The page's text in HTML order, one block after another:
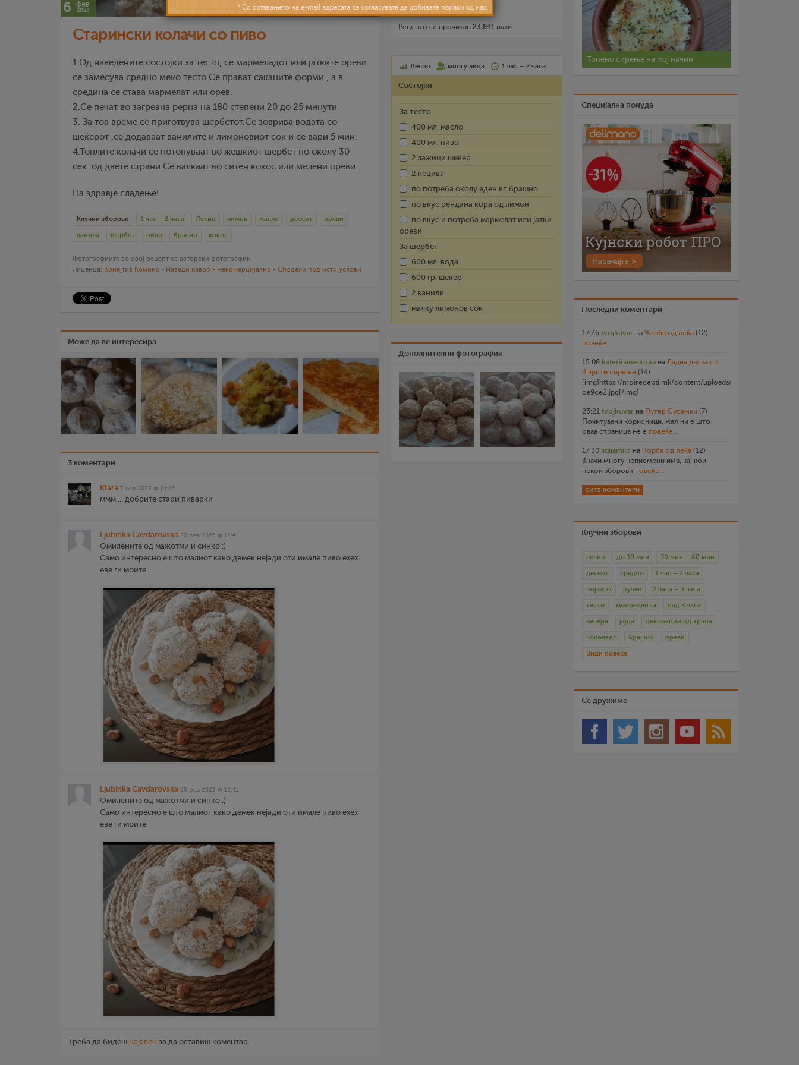
6 фев
2023
Старински колачи со пиво
1.Од наведените состојки за тесто, се мармеладот или јатките ореви
се замесува средно меко тесто.Се прават саканите форми , а в
средина се става мармелат или орев.
2.Се печат во загреана рерна на 180 степени 20 до 25 минути.
3. За тоа време се приготвува шербетот.Се зоврива водата со
шеќерот ,се додаваат ванилите и лимоновиот сок и се вари 5 мин.
4.Топлите колачи се потопуваат во жешкиот шербет по околу 30
сек. од двете страни.Се валкаат во ситен кокос или мелени ореви.
На здравје сладење!
Клучни зборови 1 час – 2 часа Лесно лимон масло десерт ореви
ванила шербет пиво брасно кокос
Фотографиите во овој рецепт се авторски фотографии.
Лиценца: Криејтив Комонс - Наведи извор - Некомерцијално - Сподели под исти услови
Може да ве интересира
3 коментари
Klara 7 фев 2023 @ 14:46
ммм.... добрите стари пиварки
Ljubinka Cavdarovska 20 фев 2023 @ 12:41
Омилените од мажотми и синко :)
Само интересно е што малиот како демек нејади оти имале пиво ехех
еве ги моите
Ljubinka Cavdarovska 20 фев 2023 @ 12:41
Омилените од мажотми и синко :)
Само интересно е што малиот како демек нејади оти имале пиво ехех
еве ги моите
Треба да бидеш најавен за да оставиш коментар.
Испечати го рецептот
Рецептот е прочитан 23,841 пати
Лесно многу лица 1 час – 2 часа
Состојки
За тесто
400 мл. масло
400 мл. пиво
2 лажици шеќер
2 пецива
по потреба околу еден кг. брашно
по вкус рендана кора од лимон
по вкус и потреба мармелат или јатки
ореви
За шербет
600 мл. вода
600 гр. шеќер
2 ванили
малку лимонов сок
Дополнителни фотографии
Топено сирење на мој начин
Специјална понуда
Последни коментари
17:26 tvojkuvar на Чорба од леќа (12)
повеќе...
15:08 katerinanaskova на Ладна даска со
4 врсти сирење (14)
[img]https://moirecepti.mk/content/uploads/2026/07/
ce9ce2.jpg[/img]
23:21 tvojkuvar на Путер Сусамки (7)
Почитувани корисници, жал ни е што
оваа страница не е повеќе...
17:30 lidijamilo на Чорба од леќа (12)
Значи многу неписмени има, кај кои
некои зборови повеќе...
СИТЕ КОМЕНТАРИ
Клучни зборови
лесно до 30 мин 30 мин – 60 мин
десерт средно 1 час – 2 часа
појадок ручек 2 часа – 3 часа
тесто моирецепти над 3 часа
вечера јајца декорации од храна
чоколадо брашно ореви
Види повеќе
Се дружиме